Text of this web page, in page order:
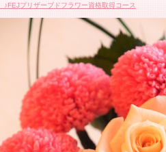
♪FEJプリザーブドフラワー資格取得コース